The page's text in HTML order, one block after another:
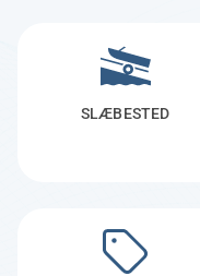
SLÆBESTED